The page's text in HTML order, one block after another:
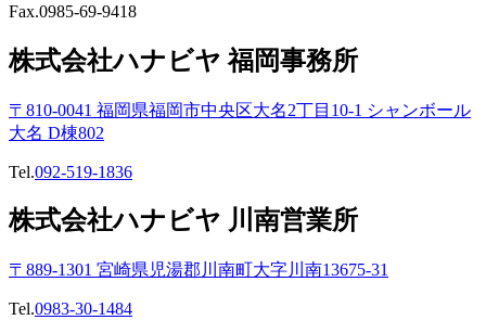
Fax.0985-69-9418
株式会社ハナビヤ 福岡事務所
〒810-0041 福岡県福岡市中央区大名2丁目10-1 シャンボール
大名 D棟802
Tel.092-519-1836
株式会社ハナビヤ 川南営業所
〒889-1301 宮崎県児湯郡川南町大字川南13675-31
Tel.0983-30-1484